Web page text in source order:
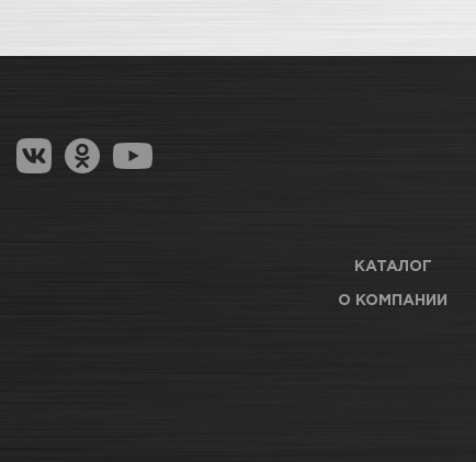
КАТАЛОГ
О КОМПАНИИ